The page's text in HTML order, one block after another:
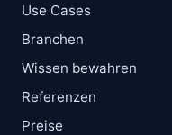
Use Cases
Branchen
Wissen bewahren
Referenzen
Preise